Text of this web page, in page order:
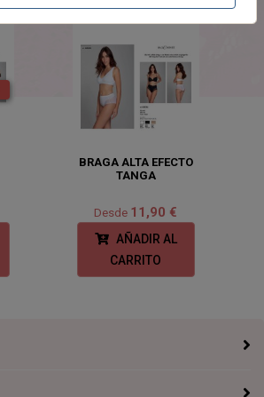
BRAGA ALTA EFECTO
TANGA
Desde 11,90 €
AÑADIR AL
CARRITO